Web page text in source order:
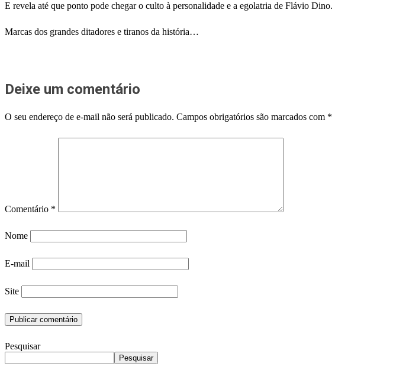
E revela até que ponto pode chegar o culto à personalidade e a egolatria de Flávio Dino.
Marcas dos grandes ditadores e tiranos da história…
Deixe um comentário
O seu endereço de e-mail não será publicado. Campos obrigatórios são marcados com *
Comentário *
Nome
E-mail
Site
Pesquisar
Pesquisar